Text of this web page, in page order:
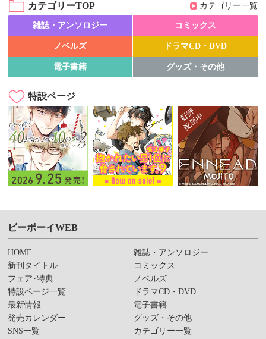
カテゴリーTOP カテゴリー一覧
雑誌・アンソロジー コミックス
ノベルズ ドラマCD・DVD
電子書籍 グッズ・その他
特設ページ
ビーボーイWEB
HOME
新刊タイトル
フェア･特典
特設ページ一覧
最新情報
発売カレンダー
SNS一覧
雑誌・アンソロジー
コミックス
ノベルズ
ドラマCD・DVD
電子書籍
グッズ・その他
カテゴリー一覧